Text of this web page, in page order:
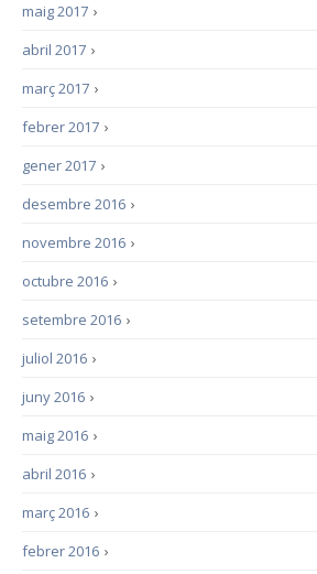
›
maig 2017
›
abril 2017
›
març 2017
›
febrer 2017
›
gener 2017
›
desembre 2016
›
novembre 2016
›
octubre 2016
›
setembre 2016
›
juliol 2016
›
juny 2016
›
maig 2016
›
abril 2016
›
març 2016
›
febrer 2016